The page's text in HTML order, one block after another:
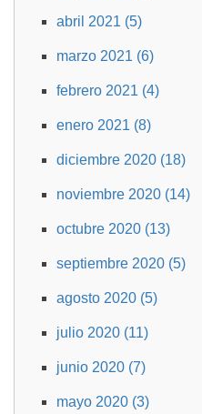
abril 2021 (5)
marzo 2021 (6)
febrero 2021 (4)
enero 2021 (8)
diciembre 2020 (18)
noviembre 2020 (14)
octubre 2020 (13)
septiembre 2020 (5)
agosto 2020 (5)
julio 2020 (11)
junio 2020 (7)
mayo 2020 (3)